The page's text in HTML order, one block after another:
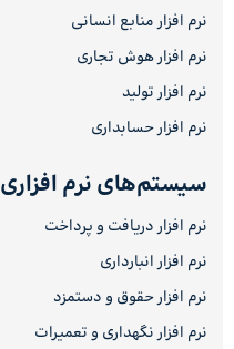
نرم افزار منابع انسانی
نرم افزار هوش تجاری
نرم افزار تولید
نرم افزار حسابداری
سیستم‌های نرم افزاری
نرم افزار دریافت و پرداخت
نرم افزار انبارداری
نرم افزار حقوق و دستمزد
نرم افزار نگهداری و تعمیرات